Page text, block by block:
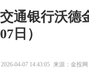
交通银行沃德
07日）
2026-04-07 14:43:05 来源：金投网